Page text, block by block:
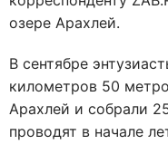
озере Арахлей.
В сентябре
километров 50
Арахлей и собрали
проводят в начале